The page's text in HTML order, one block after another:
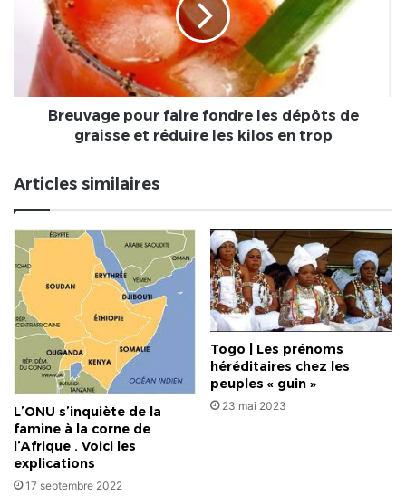
dépôts
graisse
et
trop
Breuvage pour faire fondre les dépôts de
graisse et réduire les kilos en trop
Articles similaires
L’ONU s’inquiète de la
famine à la corne de
l’Afrique . Voici les
explications
17 septembre 2022
Togo | Les prénoms
héréditaires chez les
peuples « guin »
23 mai 2023